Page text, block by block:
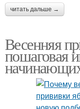
читать дальше →
Весенняя
пошаговая